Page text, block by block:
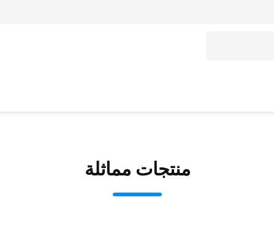
منتجات مماثلة